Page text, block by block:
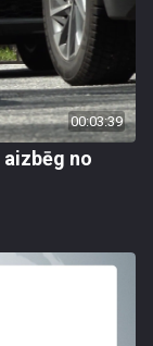
00:03:39
no